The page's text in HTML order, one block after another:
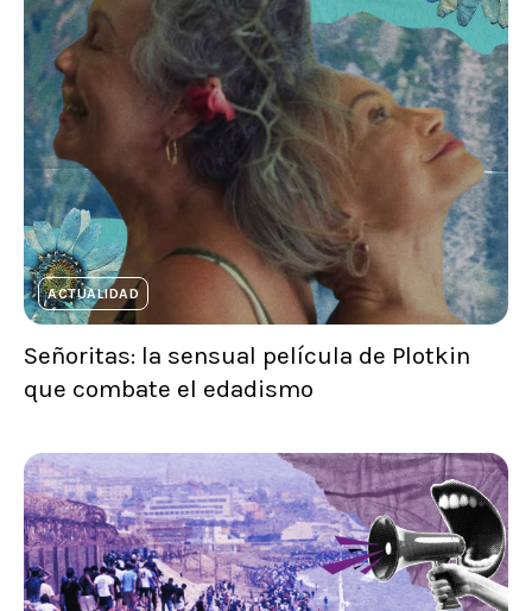
ACTUALIDAD
Señoritas: la sensual película de Plotkin
que combate el edadismo